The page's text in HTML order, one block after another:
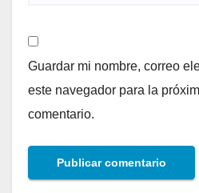
Guardar mi nombre, correo
este navegador para la
comentario.